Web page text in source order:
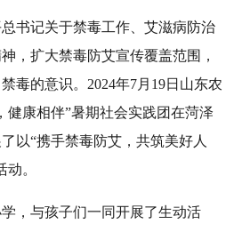
书记关于禁毒工作、艾滋病防治
，扩大禁毒防艾宣传覆盖范围，
毒的意识。2024年7月19日山东农
健康相伴”暑期社会实践团在菏泽
以“携手禁毒防艾，共筑美好人
。
，与孩子们一同开展了生动活